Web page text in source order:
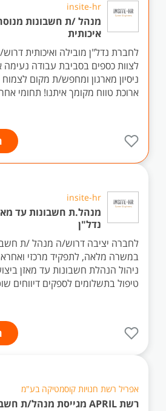
insite-hr
מנהל /ת חשבונות
איכותית
לחברת נדל"ן מובילה ואיכותית
לצוות כספים בסביבת עבודה
ניסיון מארגון ומחפש/ת מקום לצמוח
ארוכת טווח מקומך איתנו! תחומי
insite-hr
מנהל.ת חשבונות עד
נדל"ן
לחברה יציבה דרוש/ה מנהל /ת
במשרה מלאה, לתפקיד מרכזי
ניהול הנהלת חשבונות עד מאזן
טיפול בתשלומים לספקים דיווחים
אפריל רשת חנויות קוסמטיקה בע"מ
רשת APRIL מגייסת מנהל/ת חשבונות ספקים